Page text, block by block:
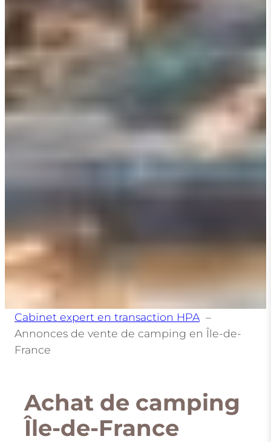
Cabinet expert en transaction HPA
Annonces de vente de camping en Île-de-
France
Achat de camping
Île-de-France